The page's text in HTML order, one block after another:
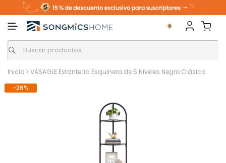
Inicio > VASAGLE Estantería Esquinera de 5 Niveles Negro Clásico
-26%